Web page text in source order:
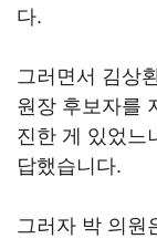
다.
그러면서 김상
원장 후보자를
진한 게 있었느
답했습니다.
그러자 박 의원